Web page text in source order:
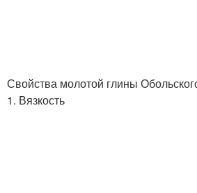
Свойства молотой глины
1. Вязкость